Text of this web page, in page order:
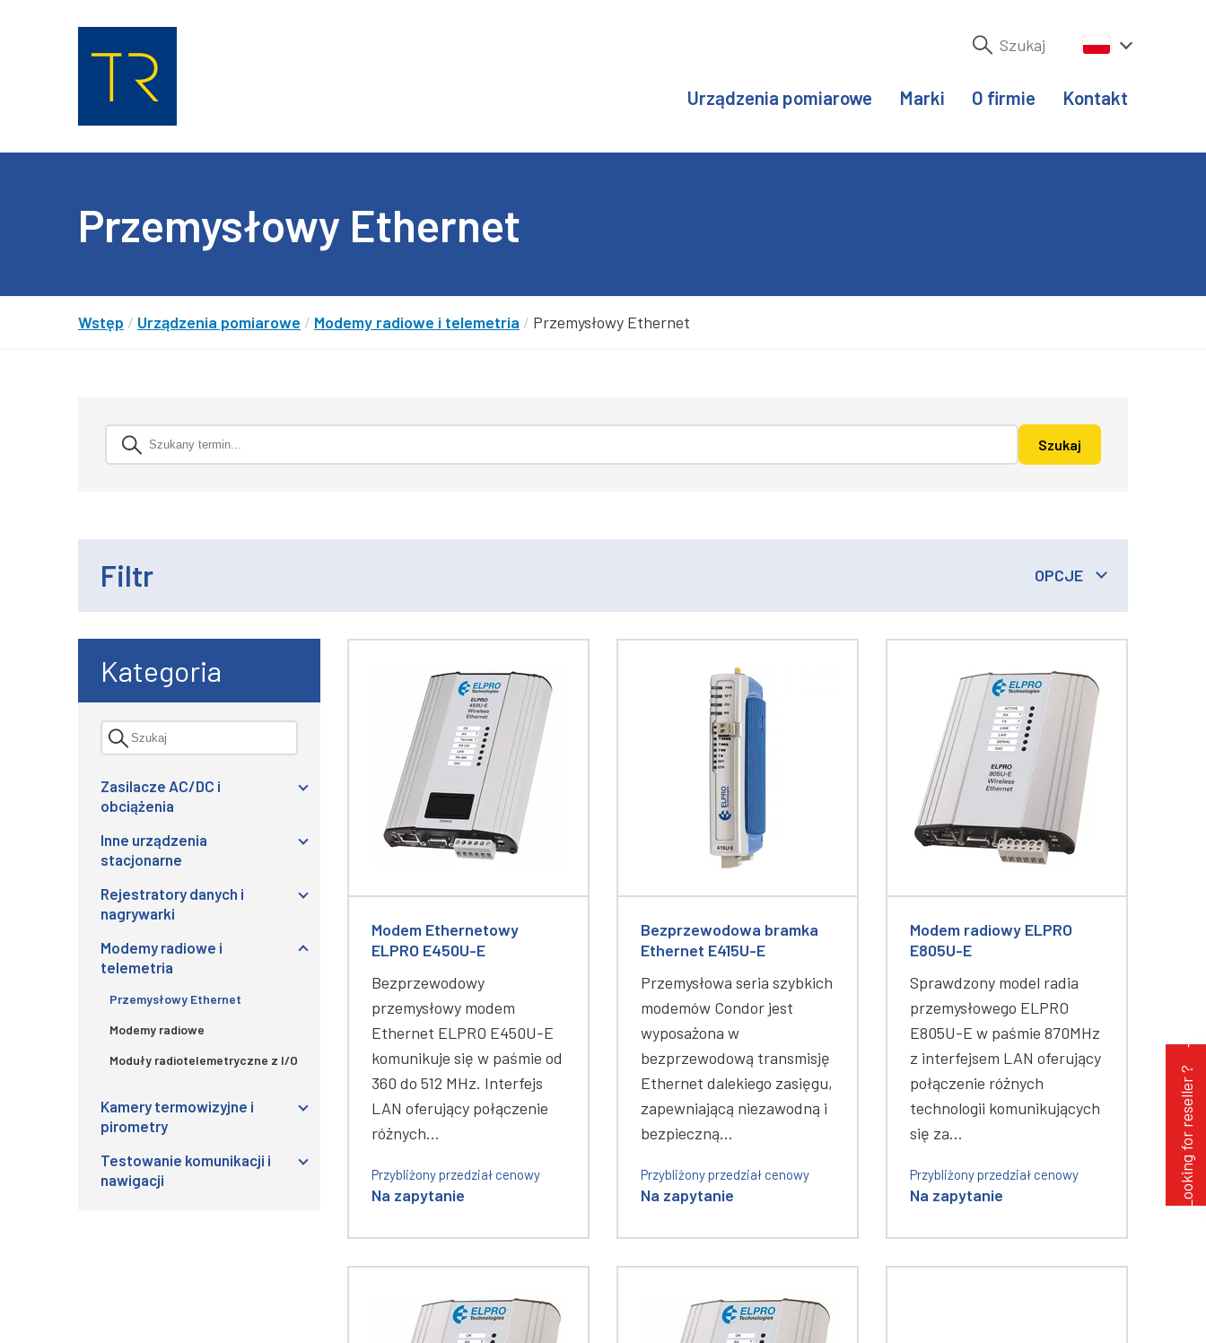
Urządzenia pomiarowe Marki O firmie Kontakt
Przemysłowy Ethernet
Wstęp / Urządzenia pomiarowe / Modemy radiowe i telemetria / Przemysłowy Ethernet
Filtr OPCJE
Kategoria
Zasilacze AC/DC i
obciążenia
Inne urządzenia
stacjonarne
Rejestratory danych i
nagrywarki
Modemy radiowe i
telemetria
Przemysłowy Ethernet
Modemy radiowe
Moduły radiotelemetryczne z I/O
Kamery termowizyjne i
pirometry
Testowanie komunikacji i
nawigacji
Modem Ethernetowy
ELPRO E450U-E
Bezprzewodowy
przemysłowy modem
Ethernet ELPRO E450U-E
komunikuje się w paśmie od
360 do 512 MHz. Interfejs
LAN oferujący połączenie
różnych…
Przybliżony przedział cenowy
Na zapytanie
Bezprzewodowa bramka
Ethernet E415U-E
Przemysłowa seria szybkich
modemów Condor jest
wyposażona w
bezprzewodową transmisję
Ethernet dalekiego zasięgu,
zapewniającą niezawodną i
bezpieczną…
Przybliżony przedział cenowy
Na zapytanie
Modem radiowy ELPRO
E805U-E
Sprawdzony model radia
przemysłowego ELPRO
E805U-E w paśmie 870MHz
z interfejsem LAN oferujący
połączenie różnych
technologii komunikujących
się za…
Przybliżony przedział cenowy
Na zapytanie Looking for reseller ?